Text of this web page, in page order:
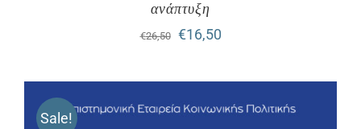
ανάπτυξη
€26,50
Original
€16,50Η
Sale!